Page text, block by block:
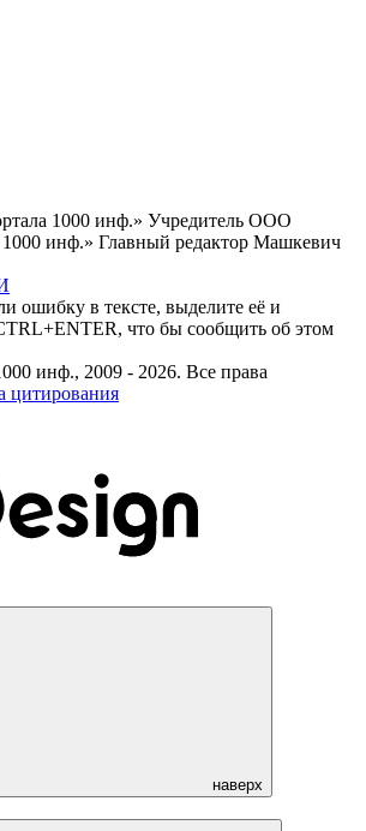
1000 инф.» Учредитель ООО
1000 инф.» Главный редактор Машкевич
ошибку в тексте, выделите её и
что бы сообщить об этом
инф., 2009 - 2026. Все права
цитирования
наверх